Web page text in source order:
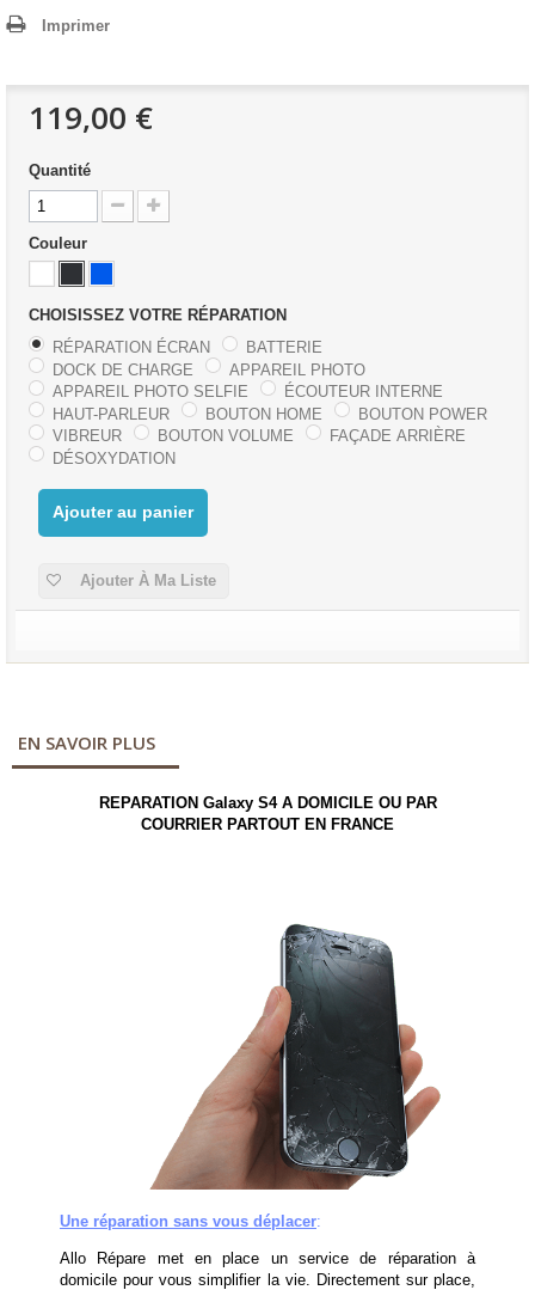
Imprimer
119,00 €
Quantité
Couleur
CHOISISSEZ VOTRE RÉPARATION
RÉPARATION ÉCRAN
BATTERIE
DOCK DE CHARGE
APPAREIL PHOTO
APPAREIL PHOTO SELFIE
ÉCOUTEUR INTERNE
HAUT-PARLEUR
BOUTON HOME
BOUTON POWER
VIBREUR
BOUTON VOLUME
FAÇADE ARRIÈRE
DÉSOXYDATION
Ajouter au panier
Ajouter À Ma Liste
EN SAVOIR PLUS
REPARATION Galaxy S4A DOMICILE OU PAR
COURRIER PARTOUT EN FRANCE
Une réparation sans vous déplacer:
Allo Répare met en place un service de réparation à
domicile pour vous simplifier la vie. Directement sur place,